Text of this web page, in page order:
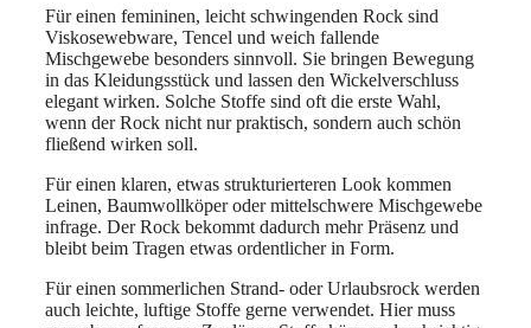
Für einen femininen, leicht schwingenden Rock sind
Viskosewebware, Tencel und weich fallende
Mischgewebe besonders sinnvoll. Sie bringen Bewegung
in das Kleidungsstück und lassen den Wickelverschluss
elegant wirken. Solche Stoffe sind oft die erste Wahl,
wenn der Rock nicht nur praktisch, sondern auch schön
fließend wirken soll.
Für einen klaren, etwas strukturierteren Look kommen
Leinen, Baumwollköper oder mittelschwere Mischgewebe
infrage. Der Rock bekommt dadurch mehr Präsenz und
bleibt beim Tragen etwas ordentlicher in Form.
Für einen sommerlichen Strand- oder Urlaubsrock werden
auch leichte, luftige Stoffe gerne verwendet. Hier muss